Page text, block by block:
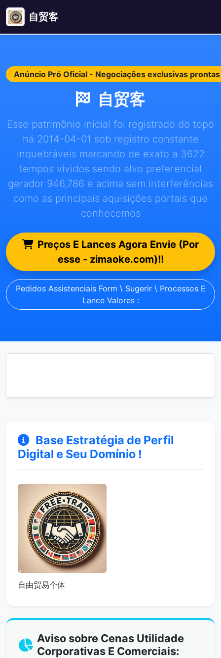
自贸客
Anúncio Pró Oficial - Negociações exclusivas
自贸客
Esse patrimônio inicial foi registrado do topo
há 2014-04-01 sob registro constante
inquebráveis marcando de exato a 3622
tempos vividos sendo alvo preferencial
gerador 946,786 e acima sem interferências
como as principais aquisições portais que
conhecemos
Preços E Lances Agora Envie (Por
esse - zimaoke.com)!!
Pedidos Assistenciais Form \ Sugerir \ Processos E
Lance Valores :
Base Estratégia de Perfil
Digital e Seu Domínio !
自由贸易个体
Aviso sobre Cenas Utilidade
Corporativas E Comerciais: